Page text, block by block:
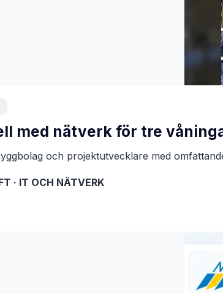
med nätverk för tre
och projektutvecklare med
· IT OCH NÄTVERK